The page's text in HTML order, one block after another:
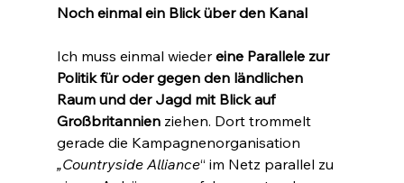
Noch einmal ein Blick über den Kanal
Ich muss einmal wieder eine Parallele zur
Politik für oder gegen den ländlichen
Raum und der Jagd mit Blick auf
Großbritannien ziehen. Dort trommelt
gerade die Kampagnenorganisation
„Countryside Alliance“ im Netz parallel zu